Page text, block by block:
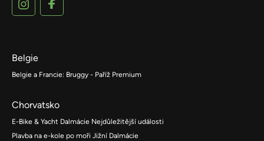
Belgie
Belgie a Francie: Bruggy - Paříž Premium
Chorvatsko
E-Bike & Yacht Dalmácie Nejdůležitější události
Plavba na e-kole po moři Jižní Dalmácie